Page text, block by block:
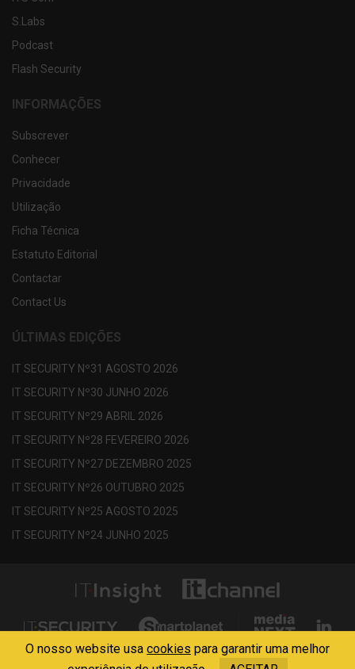
S.Labs
Podcast
Flash Security
INFORMAÇÕES
Subscrever
Conhecer
Privacidade
Utilização
Ficha Técnica
Estatuto Editorial
Contactar
Contact Us
ÚLTIMAS EDIÇÕES
IT SECURITY Nº31 AGOSTO 2026
IT SECURITY Nº30 JUNHO 2026
IT SECURITY Nº29 ABRIL 2026
IT SECURITY Nº28 FEVEREIRO 2026
IT SECURITY Nº27 DEZEMBRO 2025
IT SECURITY Nº26 OUTUBRO 2025
IT SECURITY Nº25 AGOSTO 2025
IT SECURITY Nº24 JUNHO 2025
O nosso website usa cookies para garantir uma melhor